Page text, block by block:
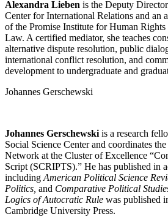
Alexandra Lieben is the Deputy
Center for International Relations and an
of the Promise Institute for Human
Law. A certified mediator, she teaches
alternative dispute resolution, public
international conflict resolution, and
development to undergraduate and
Johannes Gerschewski
Johannes Gerschewski is a research
Social Science Center and coordinates
Network at the Cluster of Excellence
Script (SCRIPTS).” He has published in
including American Political Science
Politics, and Comparative Political
Logics of Autocratic Rule was published
Cambridge University Press.